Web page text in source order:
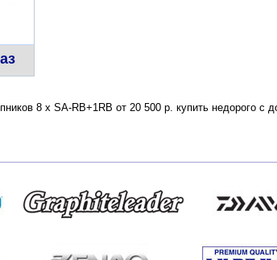
8 х SA-RB+1RB от 20 500 р. купить недорого с